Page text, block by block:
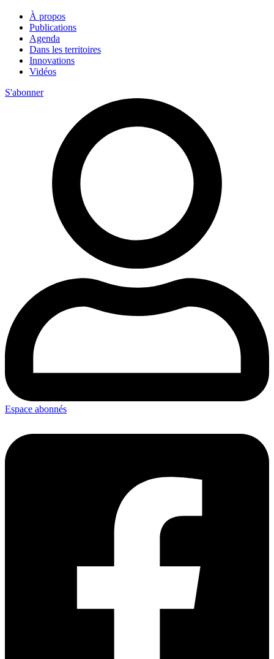
À propos
Publications
Agenda
Dans les territoires
Innovations
Vidéos
S'abonner
Espace abonnés